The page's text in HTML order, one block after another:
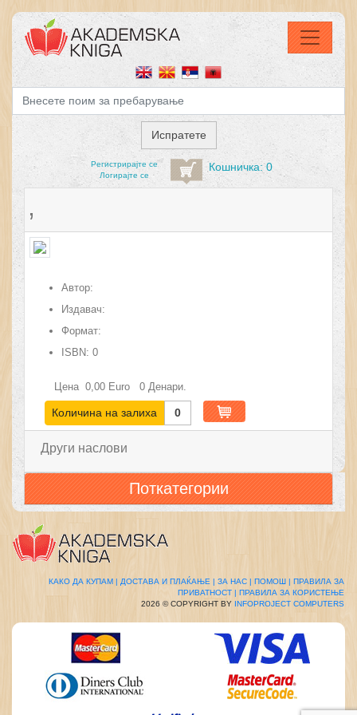
Регистрирајтe се
Логирајте се
Кошничка: 0
,
Автор:
Издавач:
Формат:
ISBN: 0
Цена 0,00 Euro0 Денари.
Количина на залиха 0
Други наслови
Поткатегории
КАКО ДА КУПАМ | ДОСТАВА И ПЛАЌАЊЕ | ЗА НАС | ПОМОШ |
ПРАВИЛА ЗА
ПРИВАТНОСТ |
ПРАВИЛА ЗА КОРИСТЕЊЕ
2026 © COPYRIGHT BY
INFOPROJECT COMPUTERS